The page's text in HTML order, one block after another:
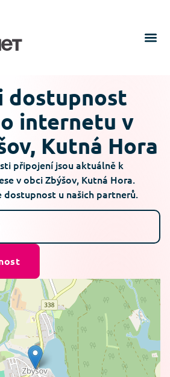
dostupnost
internetu v
Kutná Hora
připojení jsou aktuálně k
v obci Zbýšov, Kutná Hora.
dostupnost u našich partnerů.